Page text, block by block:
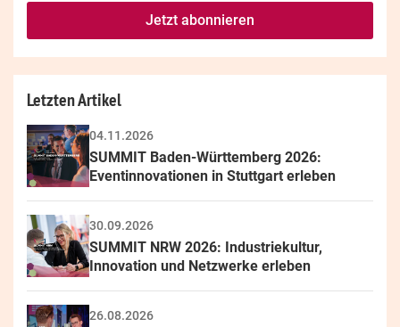
fill
Mailadresse:
Jetzt abonnieren
Letzten Artikel
04.11.2026
SUMMIT Baden-Württemberg 2026:
Eventinnovationen in Stuttgart erleben
30.09.2026
SUMMIT NRW 2026: Industriekultur,
Innovation und Netzwerke erleben
26.08.2026